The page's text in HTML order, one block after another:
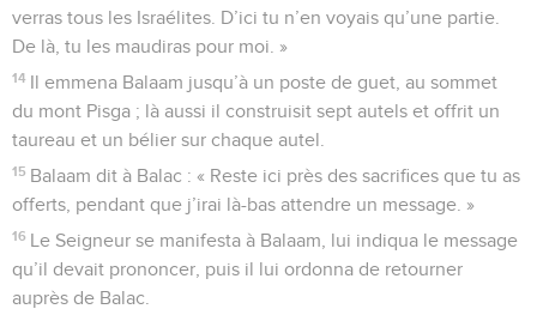
verras tous les Israélites. D’ici tu n’en voyais qu’une partie.
De là, tu les maudiras pour moi. »
14 Il emmena Balaam jusqu’à un poste de guet, au sommet
du mont Pisga ; là aussi il construisit sept autels et offrit un
taureau et un bélier sur chaque autel.
15 Balaam dit à Balac : « Reste ici près des sacrifices que tu as
offerts, pendant que j’irai là-bas attendre un message. »
16 Le Seigneur se manifesta à Balaam, lui indiqua le message
qu’il devait prononcer, puis il lui ordonna de retourner
auprès de Balac.